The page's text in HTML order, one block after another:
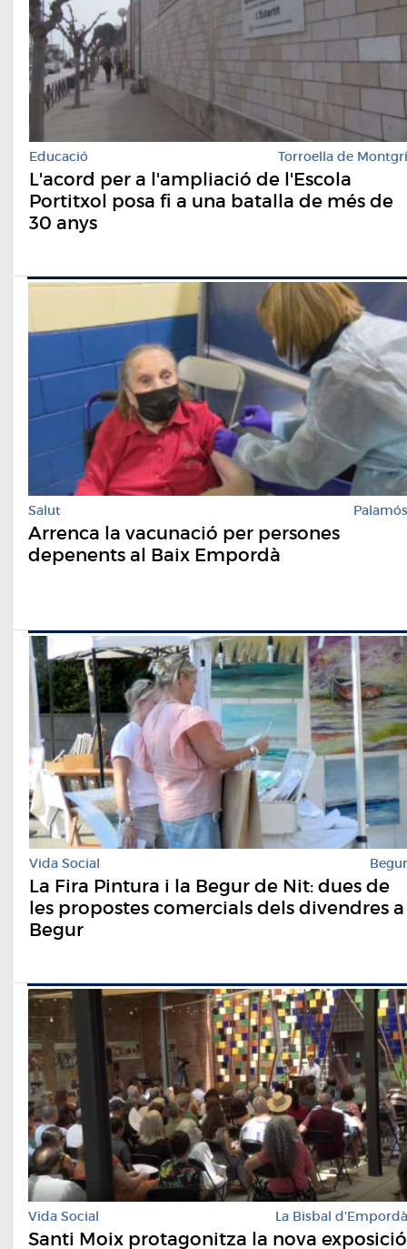
Educació Torroella de Montgrí
L'acord per a l'ampliació de l'Escola
Portitxol posa fi a una batalla de més de
30 anys
Salut Palamós
Arrenca la vacunació per persones
depenents al Baix Empordà
Vida Social Begur
La Fira Pintura i la Begur de Nit: dues de
les propostes comercials dels divendres a
Begur
Vida Social La Bisbal d'Empordà
Santi Moix protagonitza la nova exposició